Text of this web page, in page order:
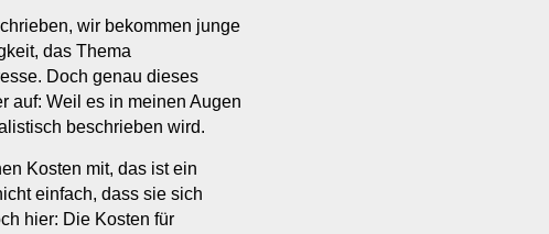
wir bekommen junge
das Thema
Doch genau dieses
auf: Weil es in meinen Augen
beschrieben wird.
Kosten mit, das ist ein
einfach, dass sie sich
hier: Die Kosten für